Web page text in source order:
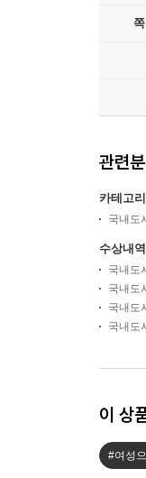
관련
카테고
국내도
수상내
국내도
국내도
국내도
국내도
이 상
#여성